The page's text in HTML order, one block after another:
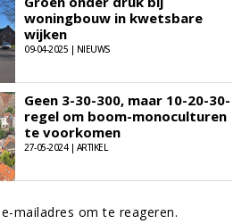
woningbouw in kwetsbare
wijken
09-04-2025 | NIEUWS
Geen 3-30-300, maar 10-20-30-
regel om boom-monoculturen
te voorkomen
27-05-2024 | ARTIKEL
om te reageren.